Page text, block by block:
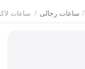
/ ساعات رجالى / ساعات